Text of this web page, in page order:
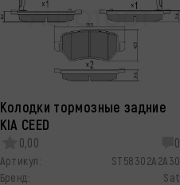
Колодки тормозные задние
KIA CEED
0,00 0
Артикул:
ST58302A2A30
Бренд:
Sat